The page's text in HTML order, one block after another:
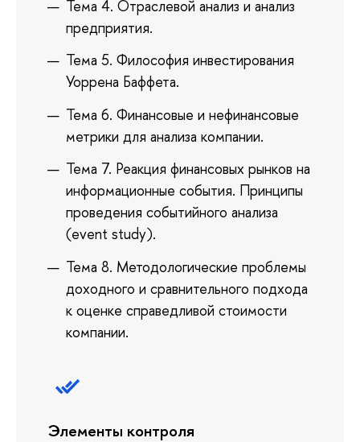
Тема 4. Отраслевой анализ и анализ
предприятия.
Тема 5. Философия инвестирования
Уоррена Баффета.
Тема 6. Финансовые и нефинансовые
метрики для анализа компании.
Тема 7. Реакция финансовых рынков на
информационные события. Принципы
проведения событийного анализа
(event study).
Тема 8. Методологические проблемы
доходного и сравнительного подхода
к оценке справедливой стоимости
компании.
Элементы контроля